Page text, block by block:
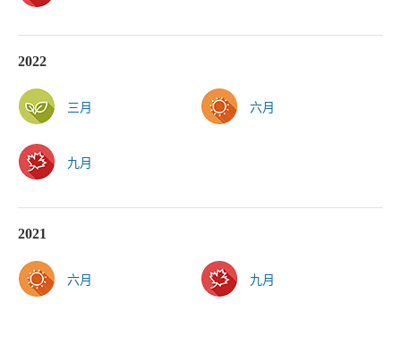
2022
三月 六月
九月
2021
六月 九月